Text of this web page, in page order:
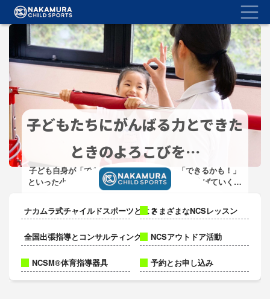
ン
ン
ン
ツ
に
子どもたちにがんばる力とできた
ときのよろこびを…
子ども自身が「できた！」「わかった！」「できるかも！」
といった小さな成功の実感 を、コツコツと積み上げていくこ
と。
そして「苦手を”楽しい”。嫌だを”大好き” 」な気持ちに変化さ
せることが
2025
ッ
ナカムラ式チャイルドスポーツとは？さまざまなNCSレッスン
全国出張指導とコンサルティング NCSアウトドア活動
NCSM®体育指導器具 予約とお申し込み